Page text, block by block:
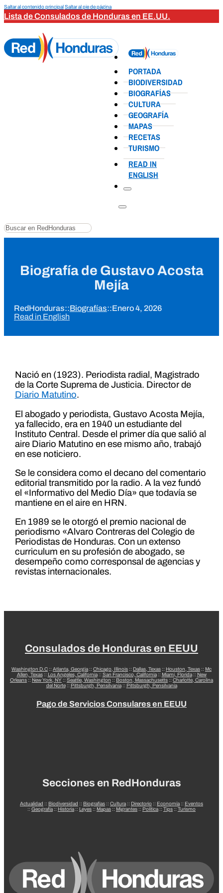
Saltar al contenido principalSaltar al pie de página
Lista de Consulados de Honduras en EE.UU.
PORTADA
BIODIVERSIDAD
BIOGRAFÍAS
CULTURA
GEOGRAFÍA
MAPAS
RECETAS
TURISMO
READ IN
ENGLISH
Buscar
Biografía de Gustavo Acosta
Mejía
RedHonduras::Biografías::Enero 4, 2026
Read in English
Nació en (1923). Periodista radial, Magistrado
de la Corte Suprema de Justicia. Director de
Diario Matutino.
El abogado y periodista, Gustavo Acosta Mejía,
ya fallecido, era en 1940 un estudiante del
Instituto Central. Desde el primer día que salió al
aire Diario Matutino en ese mismo año, trabajó
en ese noticiero.
Se le considera como el decano del comentario
editorial transmitido por la radio. A la vez fundó
el «Informativo del Medio Día» que todavía se
mantiene en el aire en HRN.
En 1989 se le otorgó el premio nacional de
periodismo «Alvaro Contreras del Colegio de
Periodistas de Honduras. Con un extenso
curriculum en su profesión de abogado, se
desempeño como corresponsal de agencias y
revistas internacionales.
Consulados de Honduras en EEUU
Washington D.C :: Atlanta, Georgia :: Chicago, Illinois :: Dallas, Texas :: Houston, Texas :: Mc
Allen, Texas:: Los Angeles, California:: San Francisco, California:: Miami, Florida:: New
Orleans :: New York, NY :: Seattle, Washington :: Boston, Massachusetts :: Charlotte, Carolina
del Norte:: Pittsburgh, Pensilvania:: Pittsburgh, Pensilvania
Pago de Servicios Consulares en EEUU
Secciones en RedHonduras
Actualidad :: Biodiversidad :: Biografías :: Cultura :: Directorio :: Economía :: Eventos
:: Geografía :: Historia :: Leyes :: Mapas :: Migrantes :: Política :: Tips :: Turismo